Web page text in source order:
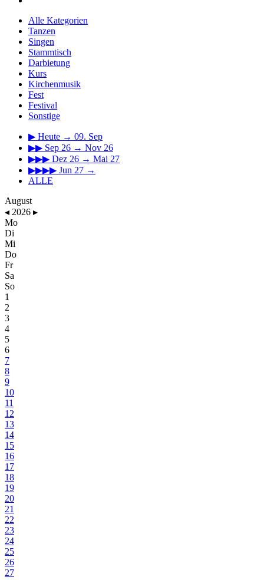
Alle Kategorien
Tanzen
Singen
Stammtisch
Darbietung
Kurs
Kirchenmusik
Fest
Festival
Sonstige
▶ Heute → 09. Sep
▶▶ Sep 26 → Nov 26
▶▶▶ Dez 26 → Mai 27
▶▶▶▶ Jun 27 →
ALLE
August
◂ 2026 ▸
Mo
Di
Mi
Do
Fr
Sa
So
1
2
3
4
5
6
7
8
9
10
11
12
13
14
15
16
17
18
19
20
21
22
23
24
25
26
27